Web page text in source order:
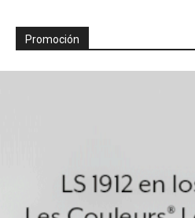
Promoción